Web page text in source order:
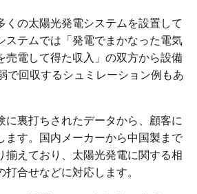
くの太陽光発電システムを設置して
ステムでは「発電でまかなった電気
売電して得た収入」の双方から設備
で回収するシュミレーション例もあ
に裏打ちされたデータから、顧客に
ます。国内メーカーから中国製まで
揃えており、太陽光発電に関する相
合せなどに対応します。